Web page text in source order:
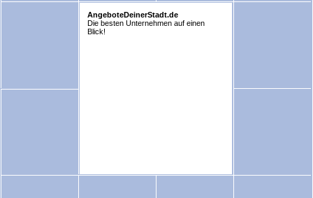
AngeboteDeinerStadt.de
Die besten Unternehmen auf einen
Blick!